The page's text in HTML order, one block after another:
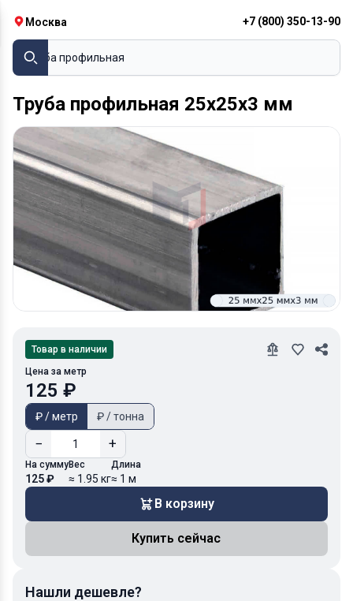
Москва +7 (800) 350-13-90
Труба профильная
Труба профильная 25х25х3 мм
Товар в наличии
Цена за метр
125 ₽
₽ / метр ₽ / тонна
− +
На сумму
125 ₽
Вес
≈ 1.95 кг
Длина
≈ 1 м
В корзину
Купить сейчас
Нашли дешевле?